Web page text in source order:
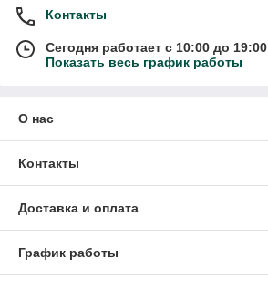
Контакты
Сегодня работает с 10:00 до 19:00
Показать весь график работы
О нас
Контакты
Доставка и оплата
График работы